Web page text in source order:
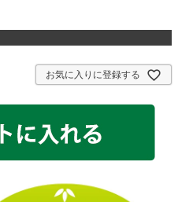
お気に入りに登録する